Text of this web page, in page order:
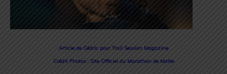
Article de Cédric pour Trail Session Magazine
Crédit Photos : Site Officiel du Marathon de Malte